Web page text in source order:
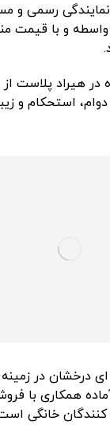
رسمی و
و با قیمت
در هیراد پلاست از
استحکام و
درخشان در
همکاری با
خانگی